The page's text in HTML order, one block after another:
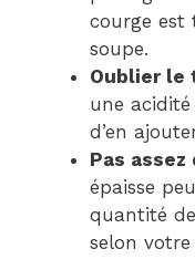
courge est
soupe.
Oublier le
une acidité
d’en
Pas assez
épaisse
quantité
selon